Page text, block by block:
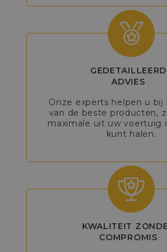
GEDETAILLEERD
ADVIES
Onze experts helpen u bij
van de beste producten,
maximale uit uw voertuig
kunt halen.
KWALITEIT
COMPROMIS